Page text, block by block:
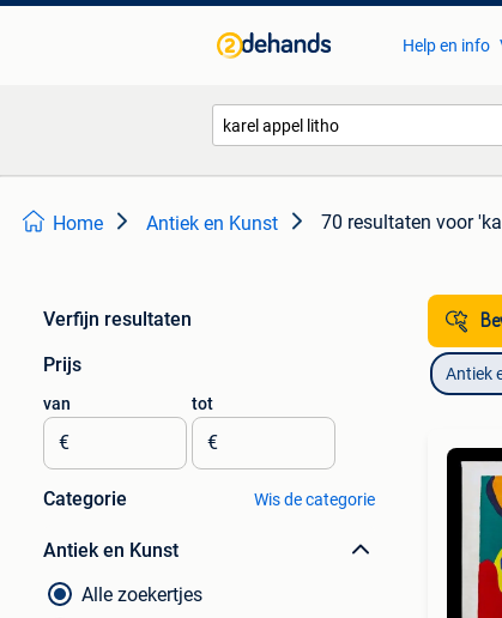
Help en info
Home Antiek en Kunst 70 resultaten voor
Verfijn resultaten
Prijs
van
€
tot
€
Categorie Wis de categorie
Antiek en Kunst
Alle zoekertjes
Antiek